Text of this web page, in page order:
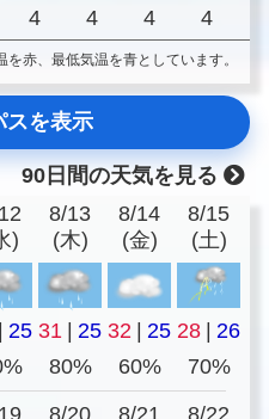
4 4 4 4
赤、最低気温を青としています。
スを表示
90日間の天気を見る
)
8/13
(木)
8/14
(金)
8/15
(土)
| 25 31 | 25 32 | 25 28 | 26
80% 60% 70%
8/20
8/21
8/22